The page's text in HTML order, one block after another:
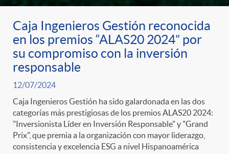
Caja Ingenieros Gestión reconocida
en los premios “ALAS20 2024” por
su compromiso con la inversión
responsable
12/07/2024
Caja Ingenieros Gestión ha sido galardonada en las dos
categorías más prestigiosas de los premios ALAS20 2024:
"Inversionista Líder en Inversión Responsable" y "Grand
Prix", que premia a la organización con mayor liderazgo,
consistencia y excelencia ESG a nivel Hispanoamérica